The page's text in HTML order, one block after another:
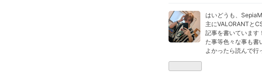
はいどうも、
主にVALORANTと
記事を書いています
た事等色々な事も書
よかったら読んで行